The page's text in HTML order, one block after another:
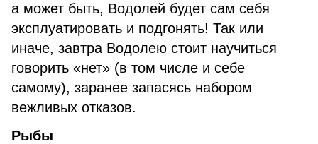
а может быть, Водолей будет сам себя
эксплуатировать и подгонять! Так или
иначе, завтра Водолею стоит научиться
говорить «нет» (в том числе и себе
самому), заранее запасясь набором
вежливых отказов.
Рыбы